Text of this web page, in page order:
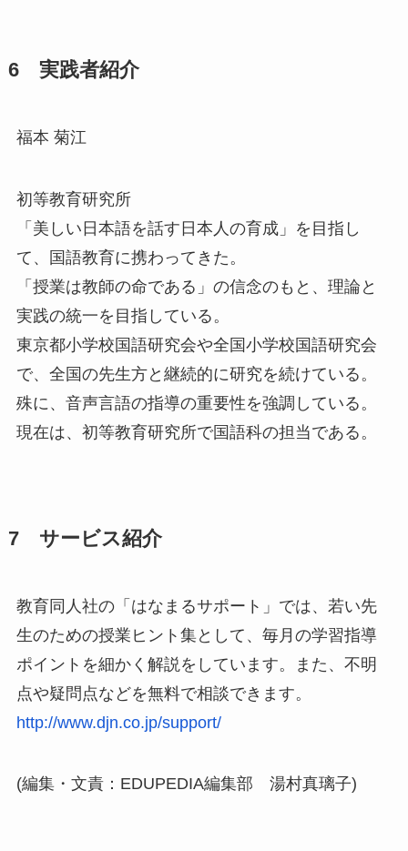
6 実践者紹介
福本 菊江
初等教育研究所
「美しい日本語を話す日本人の育成」を目指し
て、国語教育に携わってきた。
「授業は教師の命である」の信念のもと、理論と
実践の統一を目指している。
東京都小学校国語研究会や全国小学校国語研究会
で、全国の先生方と継続的に研究を続けている。
殊に、音声言語の指導の重要性を強調している。
現在は、初等教育研究所で国語科の担当である。
7 サービス紹介
教育同人社の「はなまるサポート」では、若い先
生のための授業ヒント集として、毎月の学習指導
ポイントを細かく解説をしています。また、不明
点や疑問点などを無料で相談できます。
http://www.djn.co.jp/support/
(編集・文責：EDUPEDIA編集部 湯村真璃子)